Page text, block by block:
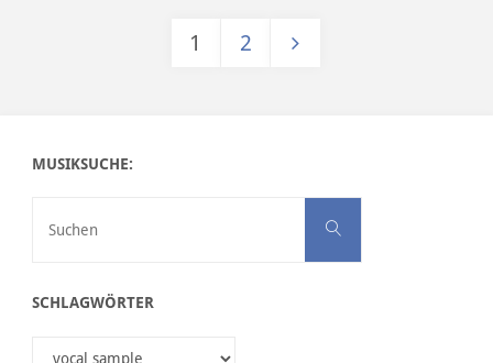
1 2
MUSIKSUCHE:
Suchen
SCHLAGWÖRTER